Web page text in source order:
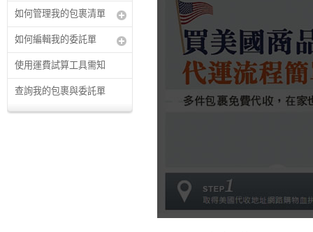
如何管理我的包裹清單
如何編輯我的委託單
使用運費試算工具需知
查詢我的包裹與委託單